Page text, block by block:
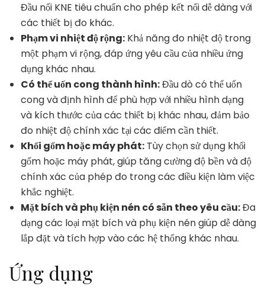
Đầu nối KNE tiêu chuẩn cho phép kết nối dễ dàng với
các thiết bị đo khác.
Phạm vi nhiệt độ rộng: Khả năng đo nhiệt độ trong
một phạm vi rộng, đáp ứng yêu cầu của nhiều ứng
dụng khác nhau.
Có thể uốn cong thành hình:Đầu dò có thể uốn
cong và định hình để phù hợp với nhiều hình dạng
và kích thước của các thiết bị khác nhau, đảm bảo
đo nhiệt độ chính xác tại các điểm cần thiết.
Khối gốm hoặc máy phát: Tùy chọn sử dụng khối
gốm hoặc máy phát, giúp tăng cường độ bền và độ
chính xác của phép đo trong các điều kiện làm việc
khắc nghiệt.
Mặt bích và phụ kiện nén có sẵn theo yêu cầu:Đa
dạng các loại mặt bích và phụ kiện nén giúp dễ dàng
lắp đặt và tích hợp vào các hệ thống khác nhau.
Ứng dụng